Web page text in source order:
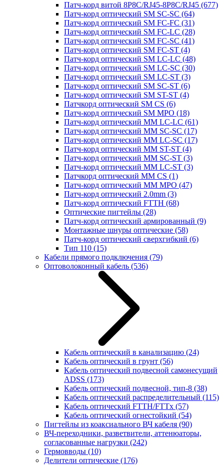
Патч-корд витой 8P8C/RJ45-8P8C/RJ45 (677)
Патч-корд оптический SM SC-SC (64)
Патч-корд оптический SM FC-FC (31)
Патч-корд оптический SM FC-LC (28)
Патч-корд оптический SM FC-SC (41)
Патч-корд оптический SM FC-ST (4)
Патч-корд оптический SM LC-LC (48)
Патч-корд оптический SM LC-SC (30)
Патч-корд оптический SM LC-ST (3)
Патч-корд оптический SM SC-ST (6)
Патч-корд оптический SM ST-ST (4)
Патчкорд оптический SM CS (6)
Патч-корд оптический SM MPO (18)
Патч-корд оптический MM LC-LC (61)
Патч-корд оптический MM SC-SC (17)
Патч-корд оптический MM LC-SC (17)
Патч-корд оптический MM ST-ST (4)
Патч-корд оптический MM SC-ST (3)
Патч-корд оптический MM LC-ST (3)
Патчкорд оптический MM CS (1)
Патч-корд оптический MM MPO (47)
Патч-корд оптический 2.0mm (3)
Патч-корд оптический FTTH (68)
Оптические пигтейлы (28)
Патч-корд оптический армированный (9)
Монтажные шнуры оптические (58)
Патч-корд оптический сверхгибкий (6)
Тип 110 (15)
Кабели прямого подключения (79)
Оптоволоконный кабель (536)
Кабель оптический в канализацию (24)
Кабель оптический в грунт (56)
Кабель оптический подвесной самонесущий
ADSS (173)
Кабель оптический подвесной, тип-8 (38)
Кабель оптический распределительный (115)
Кабель оптический FTTH/FTTx (57)
Кабель оптический огнестойкий (54)
Пигтейлы из коаксиального ВЧ кабеля (90)
ВЧ-переходники, разветвители, аттенюаторы,
согласованные нагрузки (242)
Гермовводы (10)
Делители оптические (176)